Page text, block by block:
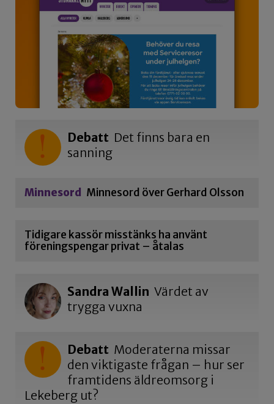
Debatt Det finns bara en
sanning
Minnesord Minnesord över Gerhard Olsson
Tidigare kassör misstänks ha använt
föreningspengar privat – åtalas
Sandra Wallin Värdet av
trygga vuxna
Debatt Moderaterna missar
den viktigaste frågan – hur ser
framtidens äldreomsorg i
Lekeberg ut?